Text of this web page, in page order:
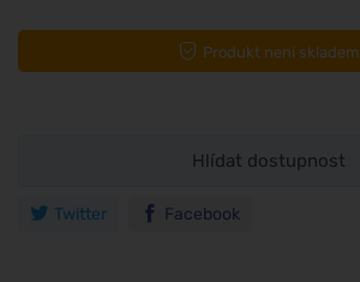
Produkt není skladem
Hlídat dostupnost
Twitter Facebook